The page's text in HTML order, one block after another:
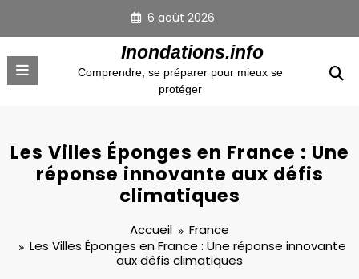
contenu
6 août 2026
Inondations.info
Comprendre, se préparer pour mieux se
protéger
Les Villes Éponges en France : Une
réponse innovante aux défis
climatiques
Accueil
France
Les Villes Éponges en France : Une réponse innovante
aux défis climatiques